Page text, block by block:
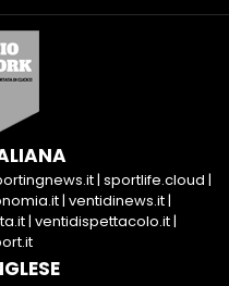
| sportlife.cloud |
| ventidinews.it|
| ventidispettacolo.it|